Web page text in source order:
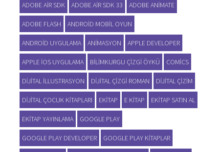
ADOBE AIR SDK ADOBE AIR SDK 33 ADOBE ANIMATE
ADOBE FLASH ANDROID MOBIL OYUN
ANDROID UYGULAMA ANIMASYON APPLE DEVELOPER
APPLE IOS UYGULAMA BILIMKURGU ÇIZGI ÖYKÜ COMICS
DIJITAL ILLUSTRASYON DIJITAL ÇIZGI ROMAN DIJITAL ÇIZIM
DIJITAL ÇOCUK KITAPLARI EKITAP E KITAP EKITAP SATIN AL
EKITAP YAYINLAMA GOOGLE PLAY
GOOGLE PLAY DEVELOPER GOOGLE PLAY KITAPLAR